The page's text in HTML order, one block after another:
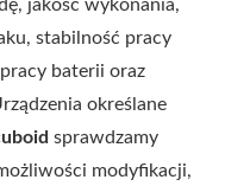
jakość wykonania,
stabilność pracy
baterii oraz
określane
sprawdzamy
modyfikacji,